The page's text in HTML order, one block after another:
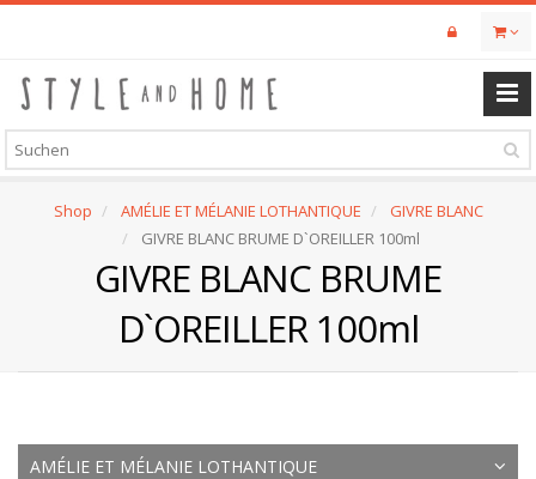
Skip
content
Shop AMÉLIE ET MÉLANIE LOTHANTIQUE
GIVRE BLANC
GIVRE BLANC BRUME D`OREILLER 100ml
GIVRE BLANC BRUME
D`OREILLER 100ml
AMÉLIE ET MÉLANIE LOTHANTIQUE